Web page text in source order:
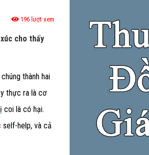
196 lượt xem
cho thấy
thành hai
thực ra là cơ
coi là có hại.
self-help, và cả